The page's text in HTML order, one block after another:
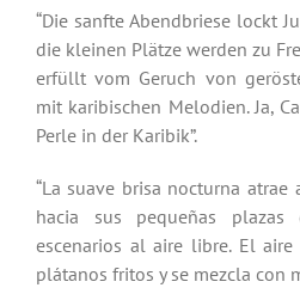
“Die sanfte Abendbriese lockt
die kleinen Plätze werden zu
erfüllt vom Geruch von
mit karibischen Melodien. Ja,
Perle in der Karibik”.
“La suave brisa nocturna
hacia sus pequeñas
escenarios al aire libre. El
plátanos fritos y se mezcla con